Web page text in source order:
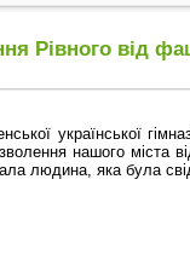
Рівного від
української
нашого міста
людина, яка була